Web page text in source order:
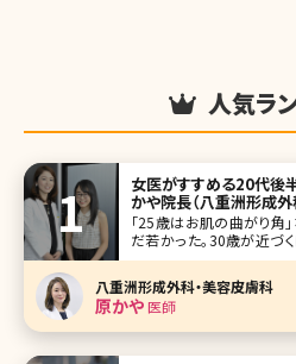
人気ラ
女医がすすめる20代後
かや院長（八重洲形成
「25歳はお肌の曲がり角
だ若かった。30歳が近づ
穴、目元……。アンチエイ
するけれど、どんなケア
て怖くない?そんな疑問を
皮膚科院長の原かや
八重洲形成外科・美容皮膚科
原かや医師